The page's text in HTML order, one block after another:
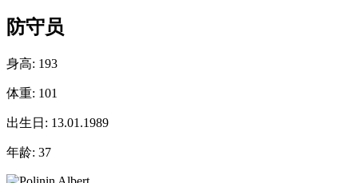
防守员
身高: 193
体重: 101
出生日: 13.01.1989
年龄: 37